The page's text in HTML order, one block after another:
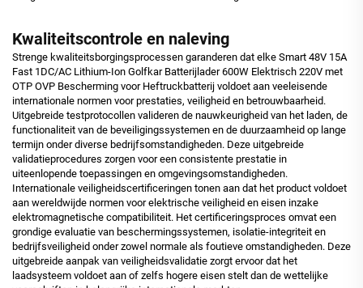
Kwaliteitscontrole en naleving
Strenge kwaliteitsborgingsprocessen garanderen dat elke Smart 48V 15A
Fast 1DC/AC Lithium-Ion Golfkar Batterijlader 600W Elektrisch 220V met
OTP OVP Bescherming voor Heftruckbatterij voldoet aan veeleisende
internationale normen voor prestaties, veiligheid en betrouwbaarheid.
Uitgebreide testprotocollen valideren de nauwkeurigheid van het laden, de
functionaliteit van de beveiligingssystemen en de duurzaamheid op lange
termijn onder diverse bedrijfsomstandigheden. Deze uitgebreide
validatieprocedures zorgen voor een consistente prestatie in
uiteenlopende toepassingen en omgevingsomstandigheden.
Internationale veiligheidscertificeringen tonen aan dat het product voldoet
aan wereldwijde normen voor elektrische veiligheid en eisen inzake
elektromagnetische compatibiliteit. Het certificeringsproces omvat een
grondige evaluatie van beschermingssystemen, isolatie-integriteit en
bedrijfsveiligheid onder zowel normale als foutieve omstandigheden. Deze
uitgebreide aanpak van veiligheidsvalidatie zorgt ervoor dat het
laadsysteem voldoet aan of zelfs hogere eisen stelt dan de wettelijke